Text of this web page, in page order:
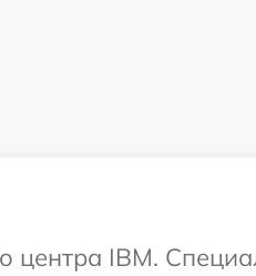
центра IBM.